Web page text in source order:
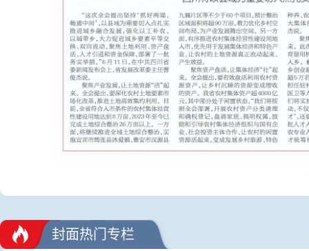
封面热门专栏